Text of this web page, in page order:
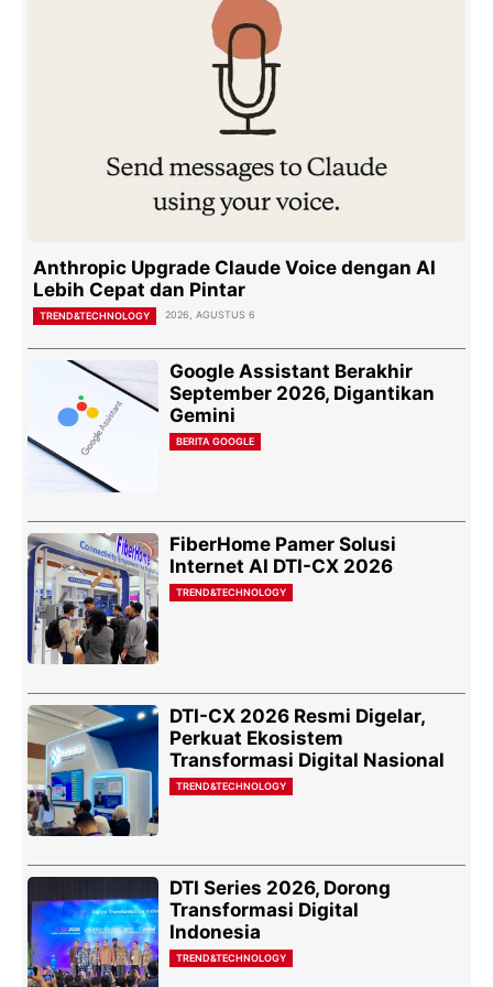
Anthropic Upgrade Claude Voice dengan AI
Lebih Cepat dan Pintar
TREND&TECHNOLOGY 2026, AGUSTUS 6
Google Assistant Berakhir
September 2026, Digantikan
Gemini
BERITA GOOGLE
FiberHome Pamer Solusi
Internet AI DTI-CX 2026
TREND&TECHNOLOGY
DTI-CX 2026 Resmi Digelar,
Perkuat Ekosistem
Transformasi Digital Nasional
TREND&TECHNOLOGY
DTI Series 2026, Dorong
Transformasi Digital
Indonesia
TREND&TECHNOLOGY